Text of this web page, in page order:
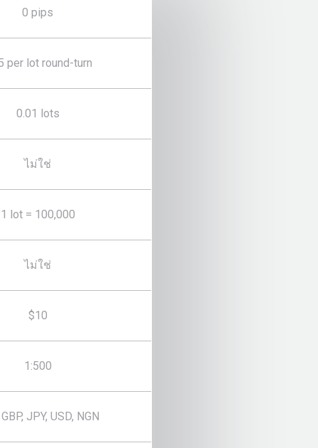
0 pips
per lot round-turn
0.01 lots
ไม่ใช่
1 lot = 100,000
ไม่ใช่
$10
1:500
JPY, USD, NGN